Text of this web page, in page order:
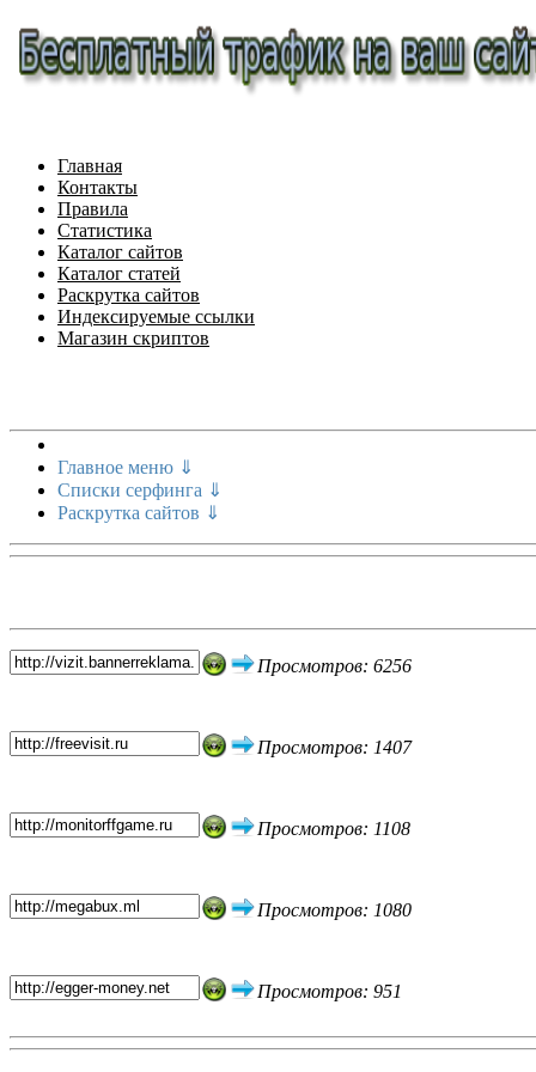
Главная
Контакты
Правила
Статистика
Каталог сайтов
Каталог статей
Раскрутка сайтов
Индексируемые ссылки
Магазин скриптов
Главное меню ⇓
Списки серфинга ⇓
Раскрутка сайтов ⇓
Просмотров: 6256
Просмотров: 1407
Просмотров: 1108
Просмотров: 1080
Просмотров: 951